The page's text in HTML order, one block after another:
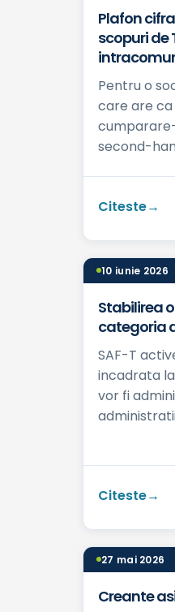
Plafon
scopuri de
Pentru o
care are
second-
Citeste
10 iunie 2026
Stabilirea
categoria
SAF-T
incadrata
vor fi
Citeste
27 mai 2026
Creante